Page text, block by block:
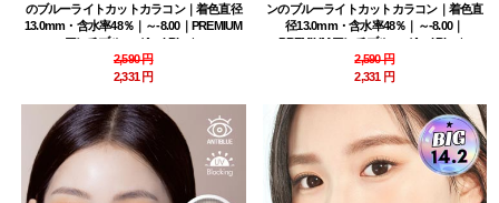
のブルーライトカットカラコン｜着色直径
13.0mm・含水率48％｜～-8.00｜PREMIUM
アンチブルー（Anti Blue）
2,590 円
2,331 円
ンのブルーライトカットカラコン｜着色直
径13.0mm・含水率48％｜～-8.00｜
PREMIUM アンチブルー（Anti Blue）
2,590 円
2,331 円